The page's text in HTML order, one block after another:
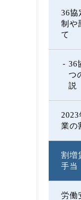
36協
制や
て
36
つ
説
業の
割増
手当
労働